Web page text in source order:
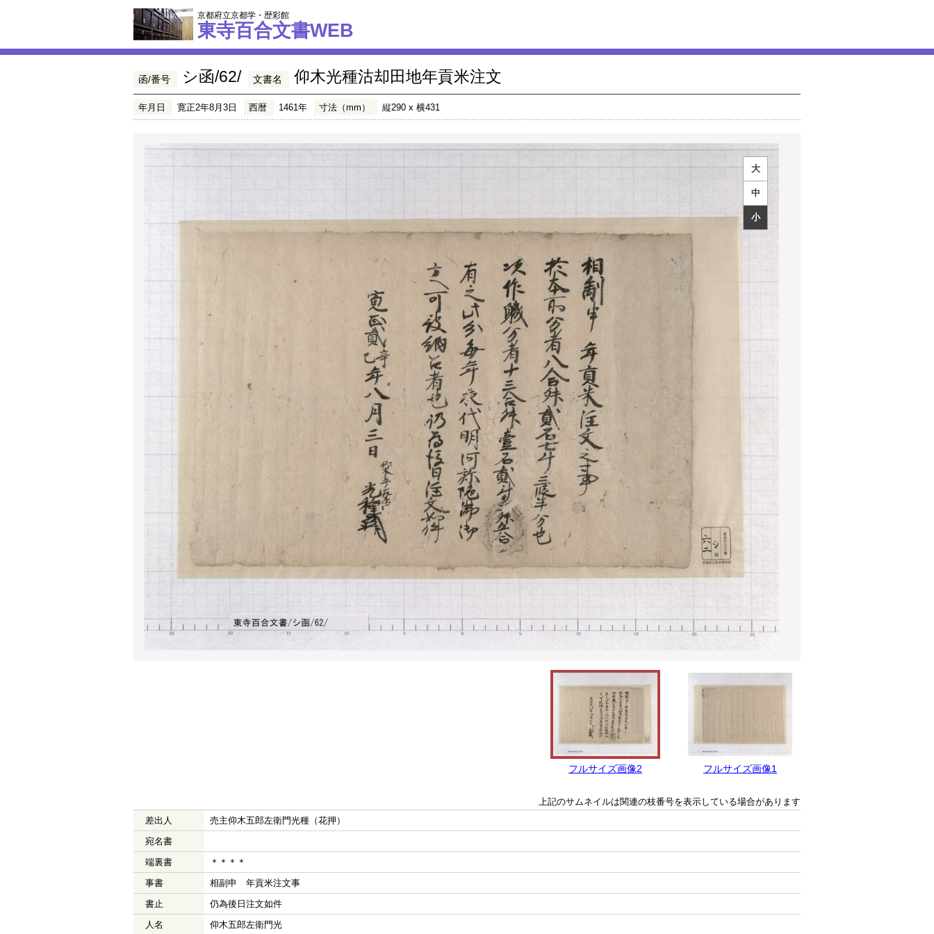
京都府立京都学・歴彩館
東寺百合文書WEB
函/番号 シ函/62/ 文書名 仰木光種沽却田地年貢米注文
年月日 寛正2年8月3日 西暦 1461年 寸法（mm） 縦290 x 横431
大
中
小
フルサイズ画像2 フルサイズ画像1
上記のサムネイルは関連の枝番号を表示している場合があります
差出人
売主仰木五郎左衛門光種（花押）
宛名書
端裏書
＊＊＊＊
事書
相副申 年貢米注文事
書止
仍為後日注文如件
人名
仰木五郎左衛門光